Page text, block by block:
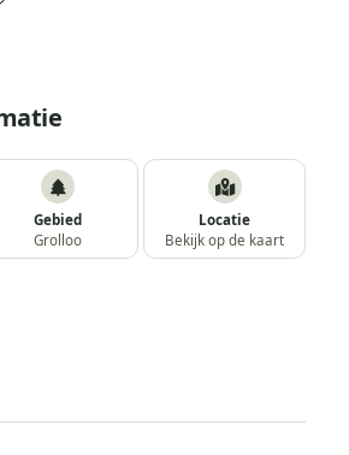
Gebied
Grolloo
Locatie
Bekijk op de kaart